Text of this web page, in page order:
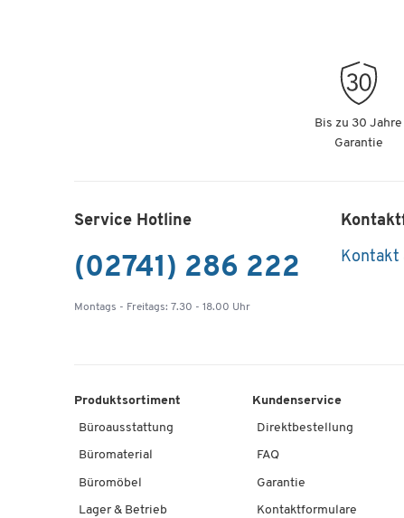
Bis zu 30 Jahre
Garantie
Service Hotline
(02741) 286 222
Montags - Freitags: 7.30 - 18.00 Uhr
Kontakt
Produktsortiment
Büroausstattung
Büromaterial
Büromöbel
Lager & Betrieb
Kundenservice
Direktbestellung
FAQ
Garantie
Kontaktformulare